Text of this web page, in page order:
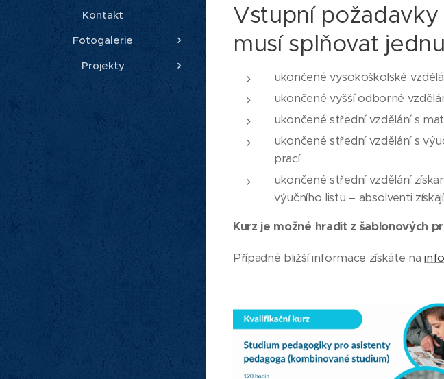
Kontakt
Fotogalerie
Projekty
Vstupní
musí splňovat
ukončené vysokoškolské
ukončené vyšší odborné
ukončené střední vzdělání s
ukončené střední vzdělání s
prací
ukončené střední vzdělání
výučního listu – absolventi
Kurz je možné hradit z šablonových
Případné bližší informace získáte na